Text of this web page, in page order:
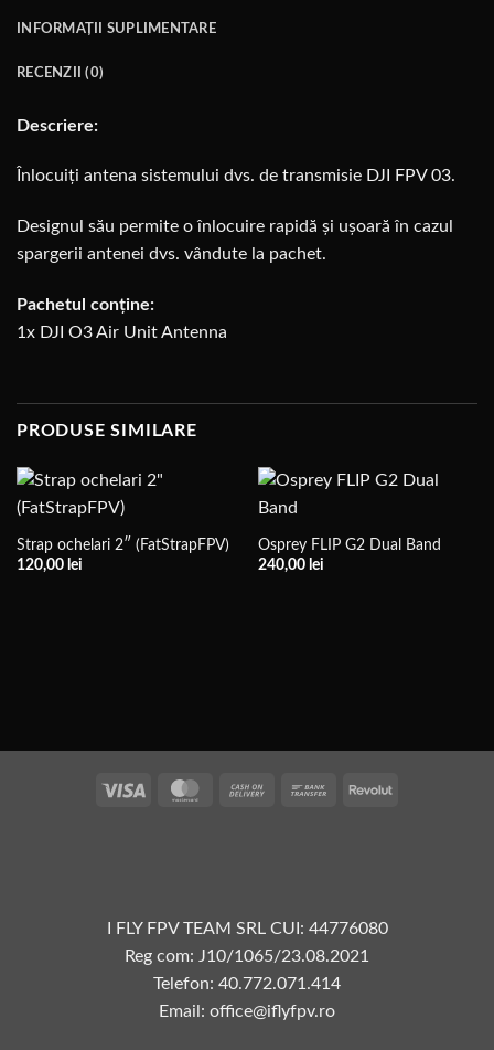
INFORMAȚII SUPLIMENTARE
RECENZII (0)
Descriere:
Înlocuiți antena sistemului dvs. de transmisie DJI FPV 03.
Designul său permite o înlocuire rapidă și ușoară în cazul
spargerii antenei dvs. vândute la pachet.
Pachetul conține:
1x DJI O3 Air Unit Antenna
PRODUSE SIMILARE
Strap ochelari 2″ (FatStrapFPV)
120,00 lei
Osprey FLIP G2 Dual Band
240,00 lei
Vize MasterCardPlata
Transfer Revolut
I FLY FPV TEAM SRL CUI: 44776080
Reg com: J10/1065/23.08.2021
Telefon: 40.772.071.414
Email: office@iflyfpv.ro